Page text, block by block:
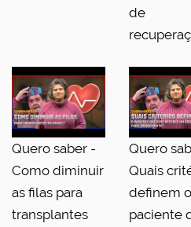
de
Quero saber -
Como diminuir
as filas para
transplantes
Quero
Quais
definem o
paciente